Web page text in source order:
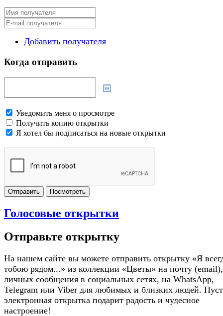
Добавить получателя
Когда отправить
Уведомить меня о просмотре
Получить копию открытки
Я хотел бы подписаться на новые открытки
Отправить Посмотреть
Голосовые открытки
Отправьте открытку
На нашем сайте вы можете отправить открытку «Я
тобою рядом...» из коллекции «Цветы» на почту
личных сообщения в социальных сетях, на WhatsApp,
Telegram или Viber для любимых и близких людей.
электронная открытка подарит радость и чудесное
настроение!